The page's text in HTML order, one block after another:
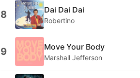
8 Dai Dai Dai
Robertino
9 Move Your Body
Marshall Jefferson